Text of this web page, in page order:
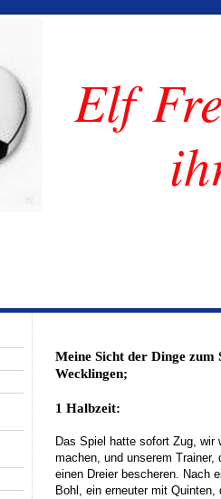
Elf
Meine Sicht der Dinge zum
Wecklingen;
1 Halbzeit:
Das Spiel hatte sofort Zug, wir
machen, und unserem
einen Dreier bescheren. Nach
Bohl, ein erneuter mit